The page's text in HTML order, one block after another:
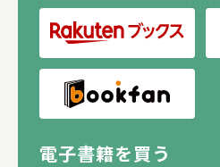
電子書籍を買う